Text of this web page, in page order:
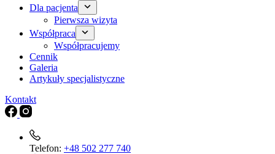
Dla pacjenta
Pierwsza wizyta
Współpraca
Współpracujemy
Cennik
Galeria
Artykuły specjalistyczne
Kontakt
Telefon: +48 502 277 740